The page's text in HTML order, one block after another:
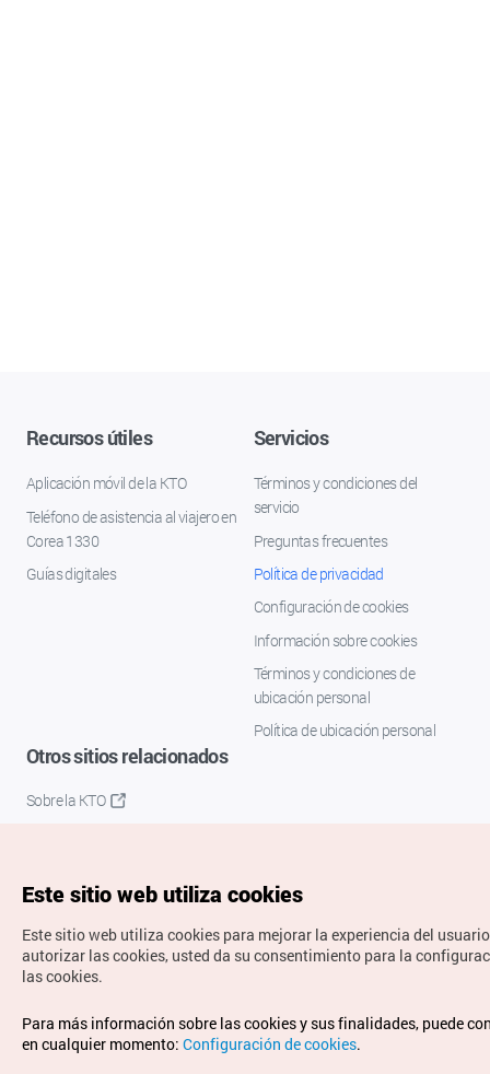
Recursos útiles
Aplicación móvil de la KTO
Teléfono de asistencia al viajero en
Corea 1330
Guías digitales
Servicios
Términos y condiciones del
servicio
Preguntas frecuentes
Política de privacidad
Configuración de cookies
Información sobre cookies
Términos y condiciones de
ubicación personal
Política de ubicación personal
Otros sitios relacionados
Sobre la KTO
Copyrights © Organización de Turismo de Corea. Todos los
derechos reservados.
Para informes de errores y cuestiones relacionadas con el
Este sitio web utiliza cookies
Este sitio web utiliza cookies para mejorar la experiencia del
autorizar las cookies, usted da su consentimiento para la
las cookies.
Para más información sobre las cookies y sus finalidades, puede
en cualquier momento: Configuración de cookies.